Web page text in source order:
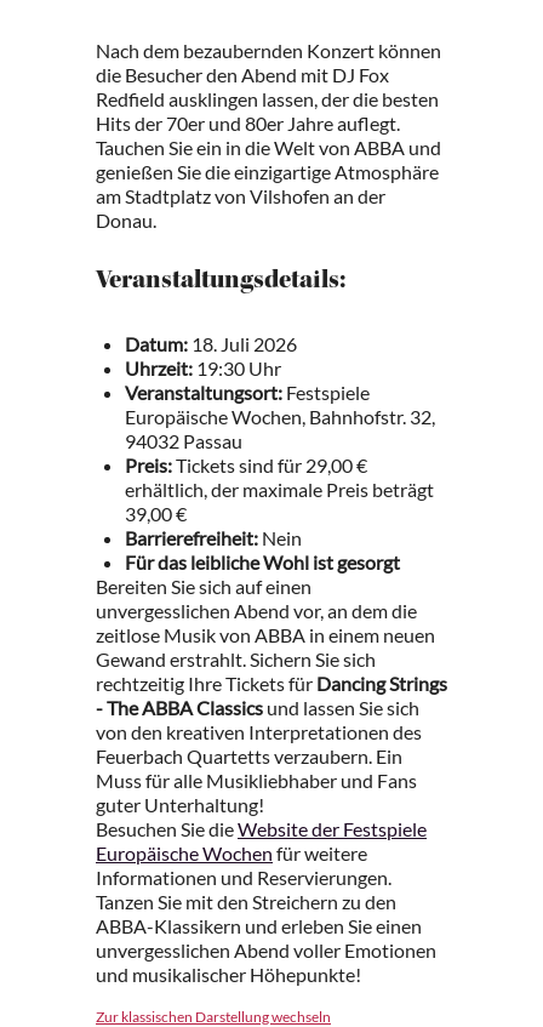
Nach dem bezaubernden Konzert können
die Besucher den Abend mit DJ Fox
Redfield ausklingen lassen, der die besten
Hits der 70er und 80er Jahre auflegt.
Tauchen Sie ein in die Welt von ABBA und
genießen Sie die einzigartige Atmosphäre
am Stadtplatz von Vilshofen an der
Donau.
Veranstaltungsdetails:
Datum: 18. Juli 2026
Uhrzeit: 19:30 Uhr
Veranstaltungsort: Festspiele
Europäische Wochen, Bahnhofstr. 32,
94032 Passau
Preis:Tickets sind für 29,00 €
erhältlich, der maximale Preis beträgt
39,00 €
Barrierefreiheit: Nein
Für das leibliche Wohl ist gesorgt
Bereiten Sie sich auf einen
unvergesslichen Abend vor, an dem die
zeitlose Musik von ABBA in einem neuen
Gewand erstrahlt. Sichern Sie sich
rechtzeitig Ihre Tickets für Dancing Strings
- The ABBA Classics und lassen Sie sich
von den kreativen Interpretationen des
Feuerbach Quartetts verzaubern. Ein
Muss für alle Musikliebhaber und Fans
guter Unterhaltung!
Besuchen Sie dieWebsite der Festspiele
Europäische Wochen für weitere
Informationen und Reservierungen.
Tanzen Sie mit den Streichern zu den
ABBA-Klassikern und erleben Sie einen
unvergesslichen Abend voller Emotionen
und musikalischer Höhepunkte!
Zur klassischen Darstellung wechseln